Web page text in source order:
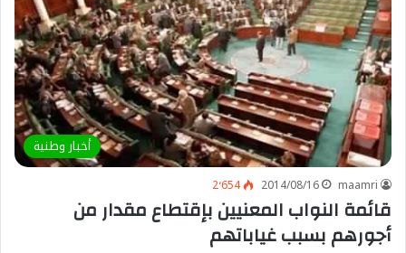
أخبار وطنية
maamri
2014/08/16 2٬654
قائمة النواب المعنيين بإقتطاع مقدار من
أجورهم بسبب غياباتهم